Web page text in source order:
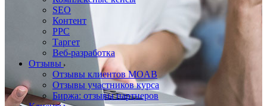
SEO
Контент
PPC
Таргет
Веб-разработка
Отзывы
Отзывы клиентов MOAB
Отзывы участников курса
Биржа: отзывы партнеров